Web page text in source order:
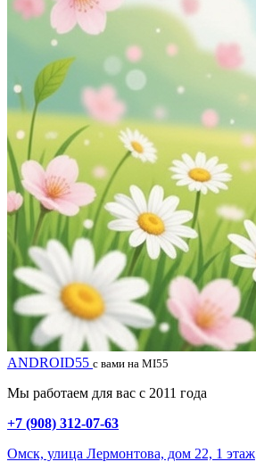
ANDROID55 с вами на MI55
Мы работаем для вас с 2011 года
+7 (908) 312-07-63
Омск, улица Лермонтова, дом 22, 1 этаж